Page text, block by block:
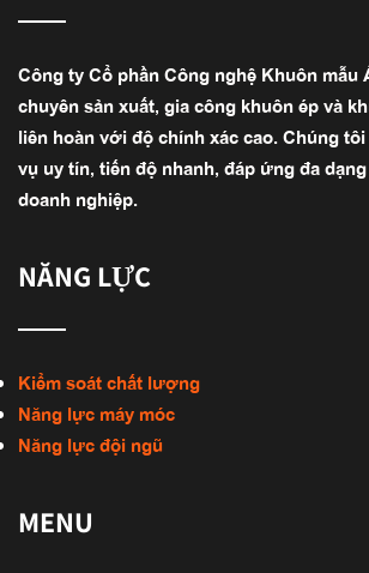
Công ty Cổ phần Công nghệ Khuôn
chuyên sản xuất, gia công khuôn ép và
liên hoàn với độ chính xác cao. Chúng
vụ uy tín, tiến độ nhanh, đáp ứng đa
doanh nghiệp.
NĂNG LỰC
Kiểm soát chất lượng
Năng lực máy móc
Năng lực đội ngũ
MENU